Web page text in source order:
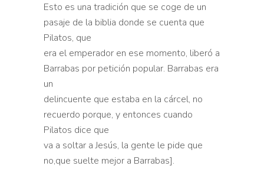
Esto es una tradición que se coge de un
pasaje de la biblia donde se cuenta que
Pilatos, que
era el emperador en ese momento, liberó a
Barrabas por petición popular. Barrabas era
un
delincuente que estaba en la cárcel, no
recuerdo porque, y entonces cuando
Pilatos dice que
va a soltar a Jesús, la gente le pide que
no,que suelte mejor a Barrabas].